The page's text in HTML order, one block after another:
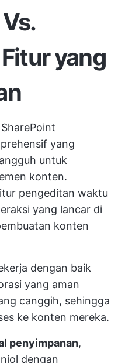
yang
yang
untuk
konten.
pengeditan waktu
yang lancar di
konten
dengan baik
yang aman
canggih, sehingga
ke konten mereka.
penyimpanan,
dengan